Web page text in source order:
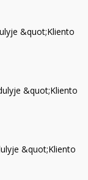
&quot;Kliento
&quot;Kliento
&quot;Kliento